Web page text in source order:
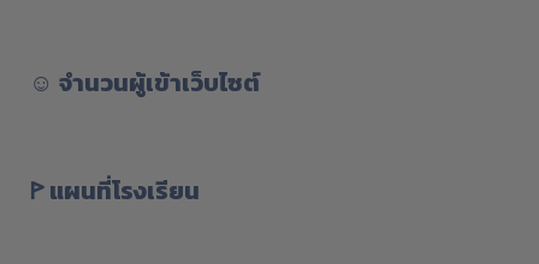
☺︎ จำนวนผู้เข้าเว็บไซต์
ꚰ แผนที่โรงเรียน